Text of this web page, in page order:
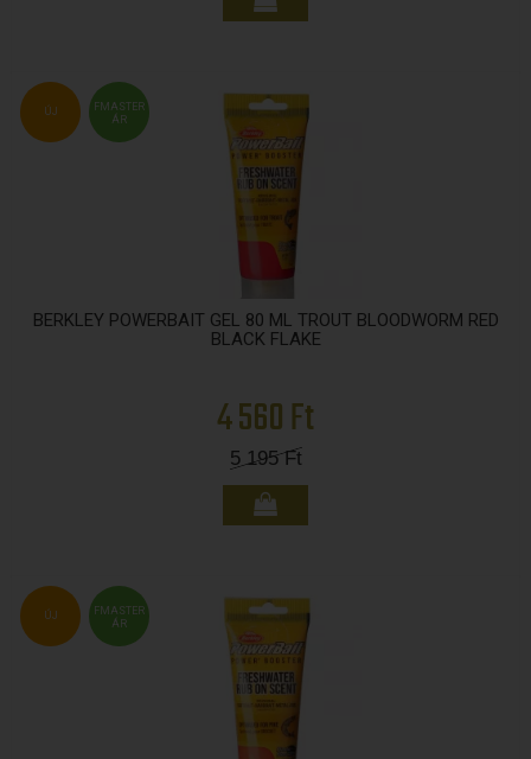
FMASTER
ÁR
ÚJ
BERKLEY POWERBAIT GEL 80 ML TROUT BLOODWORM RED
BLACK FLAKE
4 560 Ft
5 195Ft
FMASTER
ÁR
ÚJ